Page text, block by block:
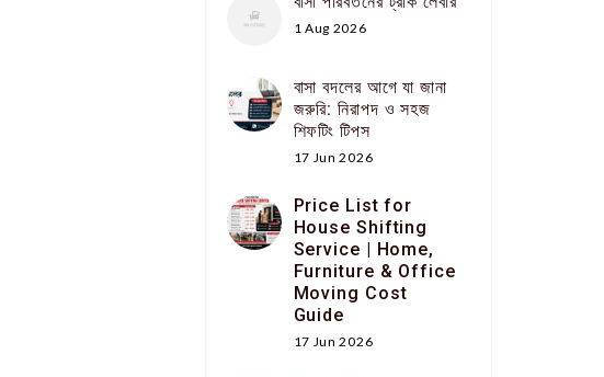
1 Aug 2026
বাসা বদলের আগে যা জানা
জরুরি: নিরাপদ ও সহজ
শিফটিং টিপস
17 Jun 2026
Price List for
House Shifting
Service | Home,
Furniture & Office
Moving Cost
Guide
17 Jun 2026